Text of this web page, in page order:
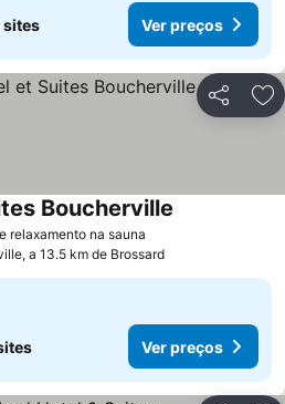
sites Ver preços
Partilhar
relaxamento na sauna
Boucherville
a 13.5 km de Brossard
Ver preços